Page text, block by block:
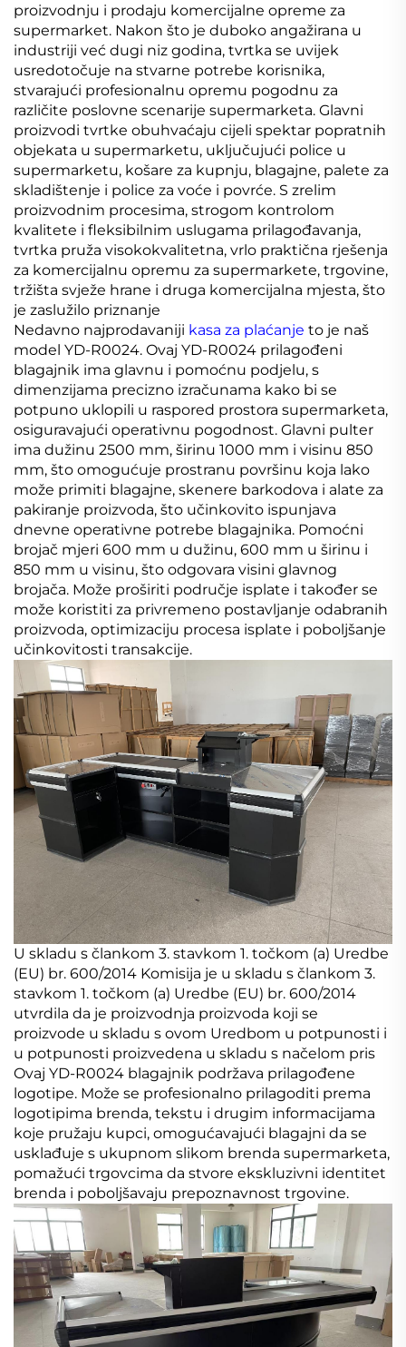
proizvodnju i prodaju komercijalne opreme za
supermarket. Nakon što je duboko angažirana u
industriji već dugi niz godina, tvrtka se uvijek
usredotočuje na stvarne potrebe korisnika,
stvarajući profesionalnu opremu pogodnu za
različite poslovne scenarije supermarketa. Glavni
proizvodi tvrtke obuhvaćaju cijeli spektar popratnih
objekata u supermarketu, uključujući police u
supermarketu, košare za kupnju, blagajne, palete za
skladištenje i police za voće i povrće. S zrelim
proizvodnim procesima, strogom kontrolom
kvalitete i fleksibilnim uslugama prilagođavanja,
tvrtka pruža visokokvalitetna, vrlo praktična rješenja
za komercijalnu opremu za supermarkete, trgovine,
tržišta svježe hrane i druga komercijalna mjesta, što
je zaslužilo priznanje
Nedavno najprodavaniji kasa za plaćanje to je naš
model YD-R0024. Ovaj YD-R0024 prilagođeni
blagajnik ima glavnu i pomoćnu podjelu, s
dimenzijama precizno izračunama kako bi se
potpuno uklopili u raspored prostora supermarketa,
osiguravajući operativnu pogodnost. Glavni pulter
ima dužinu 2500 mm, širinu 1000 mm i visinu 850
mm, što omogućuje prostranu površinu koja lako
može primiti blagajne, skenere barkodova i alate za
pakiranje proizvoda, što učinkovito ispunjava
dnevne operativne potrebe blagajnika. Pomoćni
brojač mjeri 600 mm u dužinu, 600 mm u širinu i
850 mm u visinu, što odgovara visini glavnog
brojača. Može proširiti područje isplate i također se
može koristiti za privremeno postavljanje odabranih
proizvoda, optimizaciju procesa isplate i poboljšanje
učinkovitosti transakcije.
U skladu s člankom 3. stavkom 1. točkom (a) Uredbe
(EU) br. 600/2014 Komisija je u skladu s člankom 3.
stavkom 1. točkom (a) Uredbe (EU) br. 600/2014
utvrdila da je proizvodnja proizvoda koji se
proizvode u skladu s ovom Uredbom u potpunosti i
u potpunosti proizvedena u skladu s načelom pris
Ovaj YD-R0024 blagajnik podržava prilagođene
logotipe. Može se profesionalno prilagoditi prema
logotipima brenda, tekstu i drugim informacijama
koje pružaju kupci, omogućavajući blagajni da se
usklađuje s ukupnom slikom brenda supermarketa,
pomažući trgovcima da stvore ekskluzivni identitet
brenda i poboljšavaju prepoznavnost trgovine.